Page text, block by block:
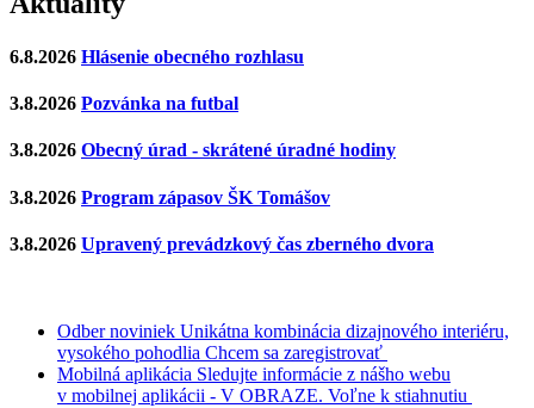
6.8.2026 Hlásenie obecného rozhlasu
3.8.2026 Pozvánka na futbal
3.8.2026 Obecný úrad - skrátené úradné hodiny
3.8.2026 Program zápasov ŠK Tomášov
3.8.2026 Upravený prevádzkový čas zberného dvora
Odber noviniek Unikátna kombinácia dizajnového interiéru,
vysokého pohodlia Chcem sa zaregistrovať
Mobilná aplikácia Sledujte informácie z nášho webu
v mobilnej aplikácii - V OBRAZE. Voľne k stiahnutiu